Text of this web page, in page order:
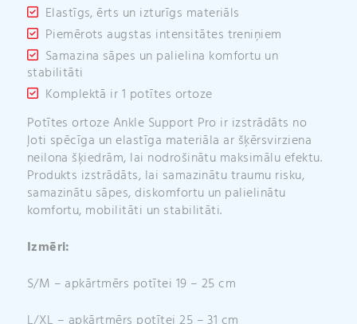
Elastīgs, ērts un izturīgs materiāls
Piemērots augstas intensitātes treniņiem
Samazina sāpes un palielina komfortu un
stabilitāti
Komplektā ir 1 potītes ortoze
Potītes ortoze Ankle Support Pro ir izstrādāts no
ļoti spēcīga un elastīga materiāla ar šķērsvirziena
neilona šķiedrām, lai nodrošinātu maksimālu efektu.
Produkts izstrādāts, lai samazinātu traumu risku,
samazinātu sāpes, diskomfortu un palielinātu
komfortu, mobilitāti un stabilitāti.
Izmēri:
S/M – apkārtmērs potītei 19 – 25 cm